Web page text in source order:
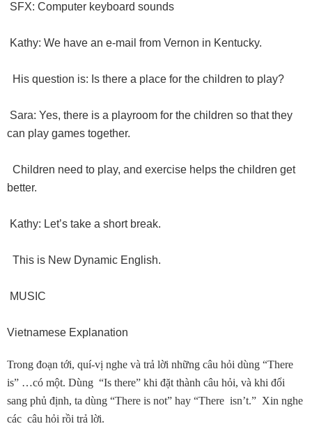
SFX: Computer keyboard sounds
Kathy: We have an e-mail from Vernon in Kentucky.
His question is: Is there a place for the children to play?
Sara: Yes, there is a playroom for the children so that they
can play games together.
Children need to play, and exercise helps the children get
better.
Kathy: Let’s take a short break.
This is New Dynamic English.
MUSIC
Vietnamese Explanation
Trong đoạn tới, quí-vị nghe và trả lời những câu hỏi dùng “There
is” …có một. Dùng “Is there” khi đặt thành câu hỏi, và khi đổi
sang phủ định, ta dùng “There is not” hay “There isn’t.” Xin nghe
các câu hỏi rồi trả lời.